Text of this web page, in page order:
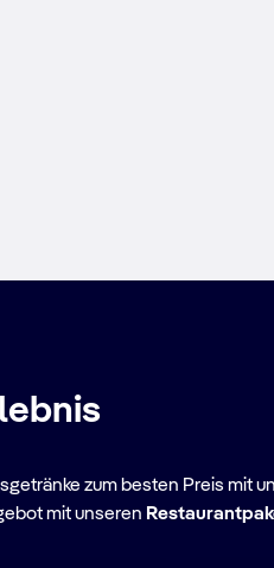
zum besten Preis mit
mit unseren